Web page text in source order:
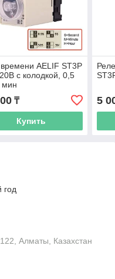
AELIF ST3P
с колодкой, 0,5
мин
₸
Купить
5
год
Алматы, Казахстан